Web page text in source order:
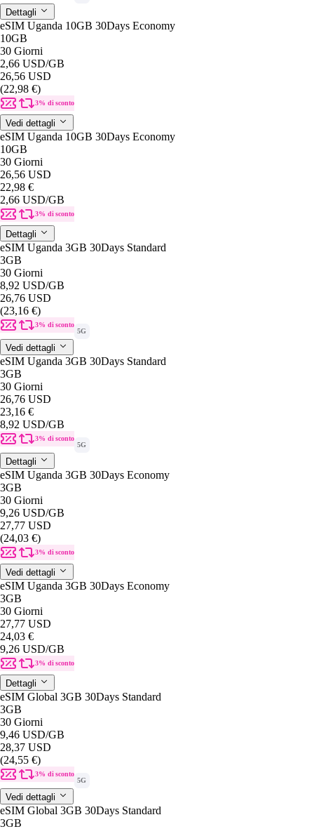
Dettagli
eSIM Uganda 10GB 30Days Economy
10GB
30 Giorni
2,66 USD/GB
26,56 USD
(22,98 €)
3% di sconto
Vedi dettagli
eSIM Uganda 10GB 30Days Economy
10GB
30 Giorni
26,56 USD
22,98 €
2,66 USD/GB
3% di sconto
Dettagli
eSIM Uganda 3GB 30Days Standard
3GB
30 Giorni
8,92 USD/GB
26,76 USD
(23,16 €)
3% di sconto
5G
Vedi dettagli
eSIM Uganda 3GB 30Days Standard
3GB
30 Giorni
26,76 USD
23,16 €
8,92 USD/GB
3% di sconto
5G
Dettagli
eSIM Uganda 3GB 30Days Economy
3GB
30 Giorni
9,26 USD/GB
27,77 USD
(24,03 €)
3% di sconto
Vedi dettagli
eSIM Uganda 3GB 30Days Economy
3GB
30 Giorni
27,77 USD
24,03 €
9,26 USD/GB
3% di sconto
Dettagli
eSIM Global 3GB 30Days Standard
3GB
30 Giorni
9,46 USD/GB
28,37 USD
(24,55 €)
3% di sconto
5G
Vedi dettagli
eSIM Global 3GB 30Days Standard
3GB